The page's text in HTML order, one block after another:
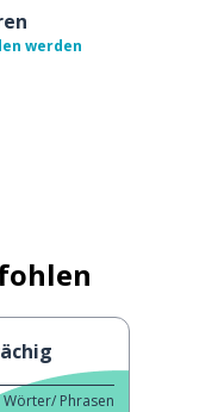
werden
Wörter/ Phrasen